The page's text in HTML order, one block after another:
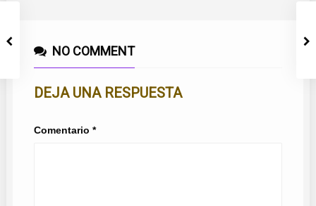
NO COMMENT
DEJA UNA RESPUESTA
Comentario *